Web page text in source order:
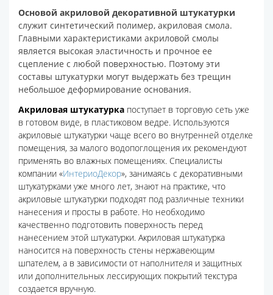
Основой акриловой декоративной штукатурки
служит синтетический полимер, акриловая смола.
Главными характеристиками акриловой смолы
является высокая эластичность и прочное ее
сцепление с любой поверхностью. Поэтому эти
составы штукатурки могут выдержать без трещин
небольшое деформирование основания.
Акриловая штукатурка поступает в торговую сеть уже
в готовом виде, в пластиковом ведре. Используются
акриловые штукатурки чаще всего во внутренней отделке
помещения, за малого водопоглощения их рекомендуют
применять во влажных помещениях. Специалисты
компании «ИнтериоДекор», занимаясь с декоративными
штукатурками уже много лет, знают на практике, что
акриловые штукатурки подходят под различные техники
нанесения и просты в работе. Но необходимо
качественно подготовить поверхность перед
нанесением этой штукатурки. Акриловая штукатурка
наносится на поверхность стены нержавеющим
шпателем, а в зависимости от наполнителя и защитных
или дополнительных лессирующих покрытий текстура
создается вручную.